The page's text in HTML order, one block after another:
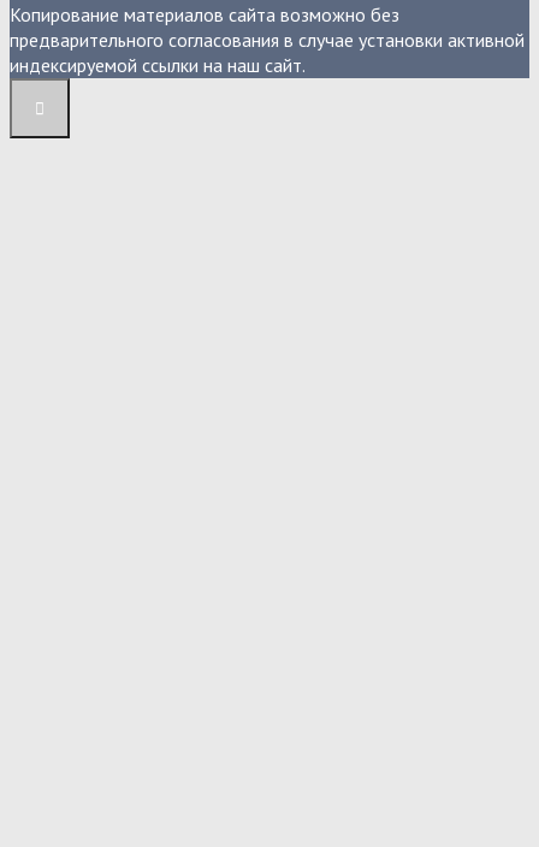
Копирование материалов сайта возможно без
предварительного согласования в случае установки активной
индексируемой ссылки на наш сайт.